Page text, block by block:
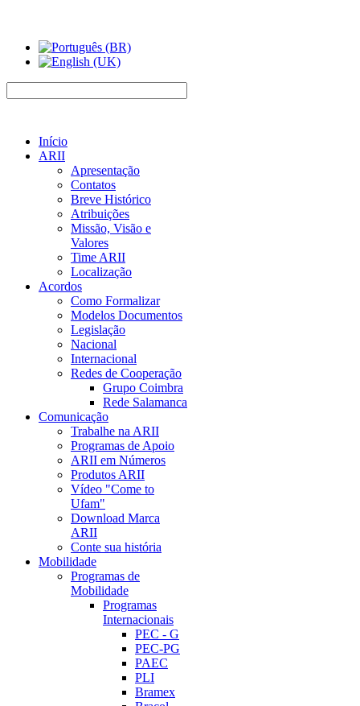
Início
ARII
Apresentação
Contatos
Breve Histórico
Atribuições
Missão, Visão e
Valores
Time ARII
Localização
Acordos
Como Formalizar
Modelos Documentos
Legislação
Nacional
Internacional
Redes de Cooperação
Grupo Coimbra
Rede Salamanca
Comunicação
Trabalhe na ARII
Programas de Apoio
ARII em Números
Produtos ARII
Vídeo "Come to
Ufam"
Download Marca
ARII
Conte sua história
Mobilidade
Programas de
Mobilidade
Programas
Internacionais
PEC - G
PEC-PG
PAEC
PLI
Bramex